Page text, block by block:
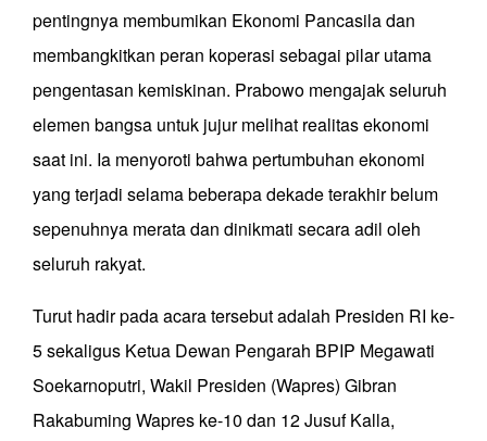
pentingnya membumikan Ekonomi Pancasila dan
membangkitkan peran koperasi sebagai pilar utama
pengentasan kemiskinan. Prabowo mengajak seluruh
elemen bangsa untuk jujur melihat realitas ekonomi
saat ini. Ia menyoroti bahwa pertumbuhan ekonomi
yang terjadi selama beberapa dekade terakhir belum
sepenuhnya merata dan dinikmati secara adil oleh
seluruh rakyat.
Turut hadir pada acara tersebut adalah Presiden RI ke-
5 sekaligus Ketua Dewan Pengarah BPIP Megawati
Soekarnoputri, Wakil Presiden (Wapres) Gibran
Rakabuming Wapres ke-10 dan 12 Jusuf Kalla,